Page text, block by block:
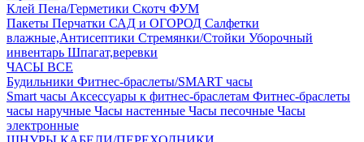
Клей Пена/Герметики Скотч ФУМ
Пакеты Перчатки САД и ОГОРОД Салфетки
влажные,Антисептики Стремянки/Стойки Уборочный
инвентарь Шпагат,веревки
ЧАСЫ ВСЕ
Будильники Фитнес-браслеты/SMART часы
Smart часы Аксессуары к фитнес-браслетам Фитнес-браслеты
часы наручные Часы настенные Часы песочные Часы
электронные